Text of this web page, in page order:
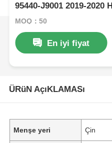
95440-J9001 2019-2020
MOQ：50
En iyi fiyat
ÜRüN AçıKLAMASı
Menşe yeri Çin